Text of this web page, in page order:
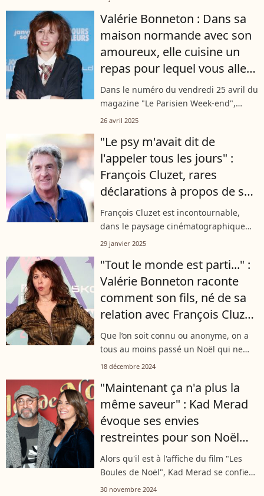
mission précise, joue un rôle essentiel
dans leur quotidien,...
Valérie Bonneton : Dans sa
maison normande avec son
amoureux, elle cuisine un
repas pour lequel vous allez
craquer
Dans le numéro du vendredi 25 avril du
magazine "Le Parisien Week-end",
Valérie Bonneton a fait quelques
normandes. Dans sa maison située
dans le Calvados...
26 avril 2025
"Le psy m'avait dit de
l'appeler tous les jours" :
François Cluzet, rares
déclarations à propos de son
fils, qu'il a eu avec Marie
Trintignant
François Cluzet est incontournable,
dans le paysage cinématographique
français. "Ne le dis à personne",
mouchoirs" sont des cartons du cinéma
français,...
29 janvier 2025
"Tout le monde est parti..." :
Valérie Bonneton raconte
comment son fils, né de sa
relation avec François Cluzet,
a ruiné Noël
Que l’on soit connu ou anonyme, on a
tous au moins passé un Noël qui ne
s’est pas vraiment déroulé comme
à l’affiche d’un inédit de Fais pas...
18 décembre 2024
"Maintenant ça n'a plus la
même saveur" : Kad Merad
évoque ses envies
restreintes pour son Noël
avec sa femme Julia Vignali
Alors qu'il est à l'affiche du film "Les
Boules de Noël", Kad Merad se confie
dans le nouveau numéro de "Télé Star"
30 novembre 2024